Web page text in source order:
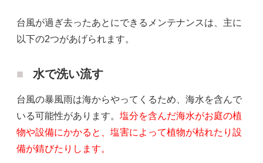
台風が過ぎ去ったあとにできるメンテナンスは、主に
以下の2つがあげられます。
水で洗い流す
台風の暴風雨は海からやってくるため、海水を含んで
いる可能性があります。 塩分を含んだ海水がお庭の植
物や設備にかかると、塩害によって植物が枯れたり設
備が錆びたりします。